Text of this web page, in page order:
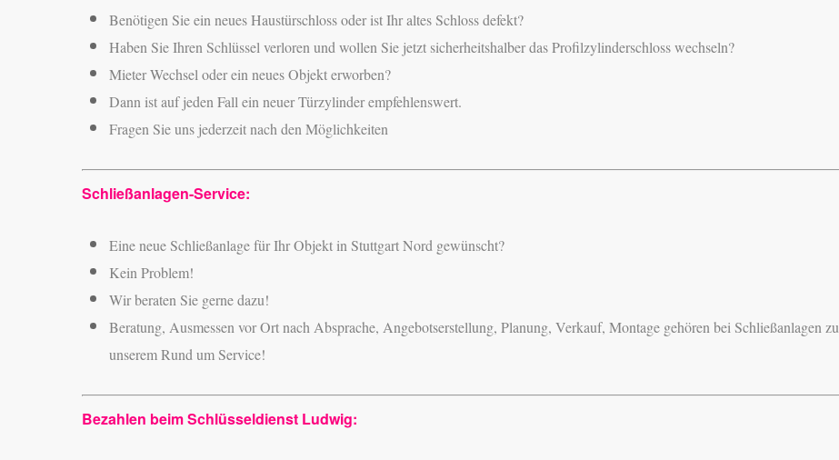
Benötigen Sie ein neues Haustürschloss oder ist Ihr altes Schloss defekt?
Haben Sie Ihren Schlüssel verloren und wollen Sie jetzt sicherheitshalber das Profilzylinderschloss wechseln?
Mieter Wechsel oder ein neues Objekt erworben?
Dann ist auf jeden Fall ein neuer Türzylinder empfehlenswert.
Fragen Sie uns jederzeit nach den Möglichkeiten
Schließanlagen-Service:
Eine neue Schließanlage für Ihr Objekt in Stuttgart Nord gewünscht?
Kein Problem!
Wir beraten Sie gerne dazu!
Beratung, Ausmessen vor Ort nach Absprache, Angebotserstellung, Planung, Verkauf, Montage gehören bei Schließanlagen zu
unserem Rund um Service!
Bezahlen beim Schlüsseldienst Ludwig: